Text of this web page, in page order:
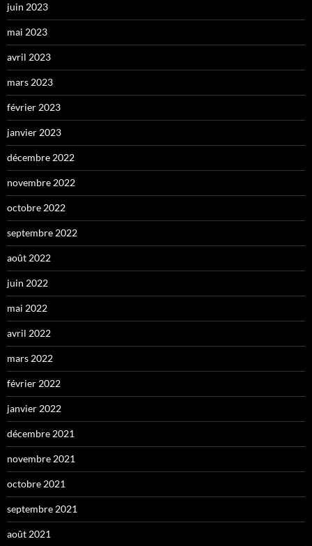
juin 2023
mai 2023
avril 2023
mars 2023
février 2023
janvier 2023
décembre 2022
novembre 2022
octobre 2022
septembre 2022
août 2022
juin 2022
mai 2022
avril 2022
mars 2022
février 2022
janvier 2022
décembre 2021
novembre 2021
octobre 2021
septembre 2021
août 2021